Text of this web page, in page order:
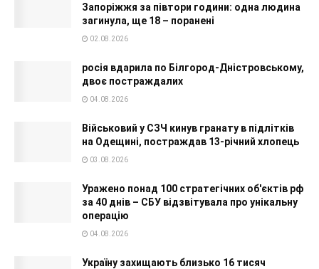
Запоріжжя за півтори години: одна людина
загинула, ще 18 – поранені
02.08.2026
росія вдарила по Білгород-Дністровському,
двоє постраждалих
04.08.2026
Військовий у СЗЧ кинув гранату в підлітків
на Одещині, постраждав 13-річний хлопець
03.08.2026
Уражено понад 100 стратегічних об'єктів рф
за 40 днів – СБУ відзвітувала про унікальну
операцію
04.08.2026
Україну захищають близько 16 тисяч